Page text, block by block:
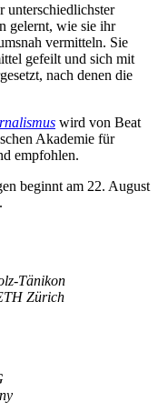
unterschiedlichster
gelernt, wie sie ihr
vermitteln. Sie
gefeilt und sich mit
nach denen die
wird von Beat
Akademie für
empfohlen.
beginnt am 22. August
Tänikon
Zürich